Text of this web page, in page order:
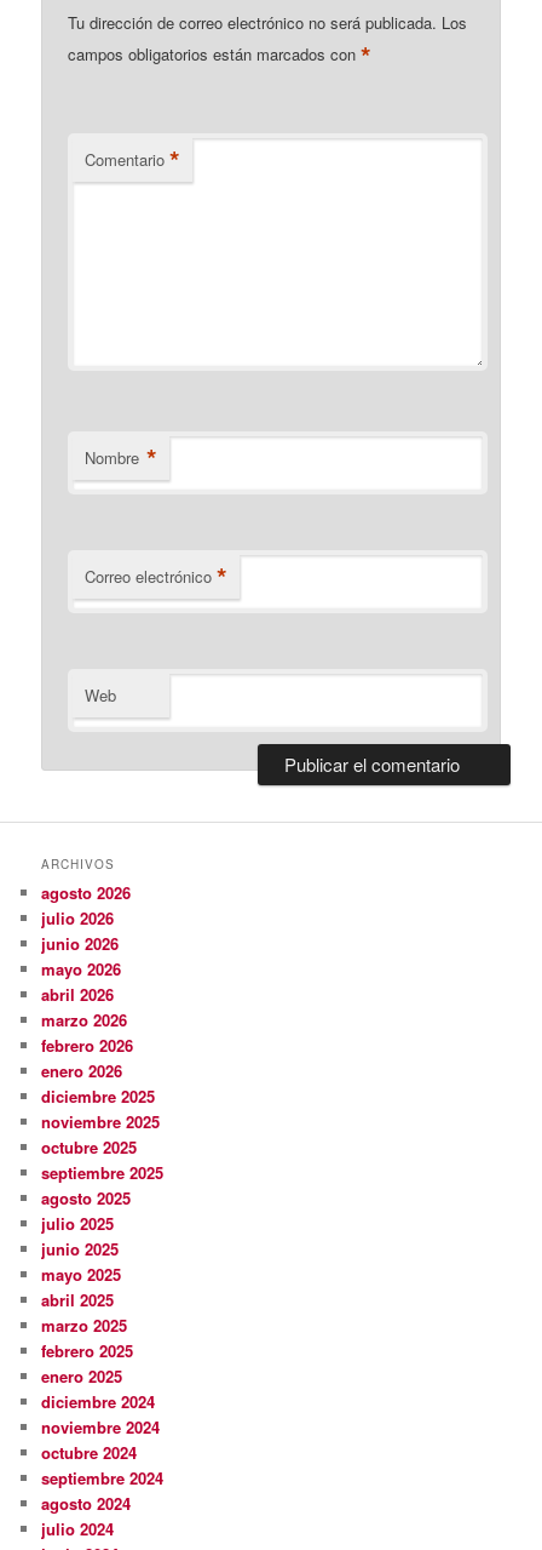
Tu dirección de correo electrónico no será publicada. Los
campos obligatorios están marcados con*
Comentario *
Nombre *
Correo electrónico *
Web
ARCHIVOS
agosto 2026
julio 2026
junio 2026
mayo 2026
abril 2026
marzo 2026
febrero 2026
enero 2026
diciembre 2025
noviembre 2025
octubre 2025
septiembre 2025
agosto 2025
julio 2025
junio 2025
mayo 2025
abril 2025
marzo 2025
febrero 2025
enero 2025
diciembre 2024
noviembre 2024
octubre 2024
septiembre 2024
agosto 2024
julio 2024